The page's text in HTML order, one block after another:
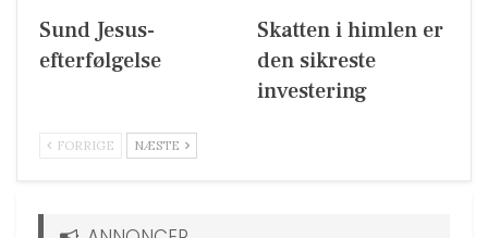
Sund Jesus-
efterfølgelse
Skatten i himlen er
den sikreste
investering
FORRIGE NÆSTE